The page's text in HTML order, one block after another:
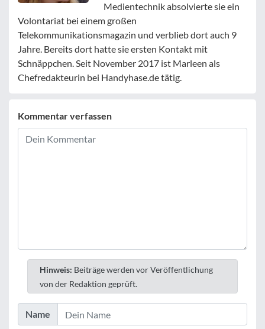
Medientechnik absolvierte sie ein
Volontariat bei einem großen
Telekommunikationsmagazin und verblieb dort auch 9
Jahre. Bereits dort hatte sie ersten Kontakt mit
Schnäppchen. Seit November 2017 ist Marleen als
Chefredakteurin bei Handyhase.de tätig.
Kommentar verfassen
Hinweis: Beiträge werden vor Veröffentlichung
von der Redaktion geprüft.
Name